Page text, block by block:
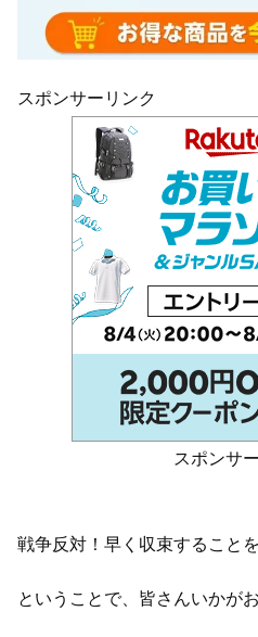
スポンサーリンク
スポンサ
戦争反対！早く収束すること
ということで、皆さんいかが